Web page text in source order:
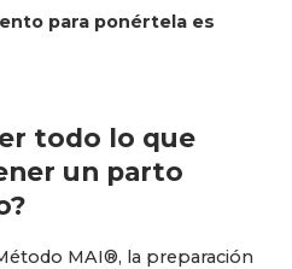
para ponértela es
todo lo que
un parto
MAI®, la preparación